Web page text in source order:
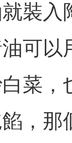
裝入
可以
菜，
，那